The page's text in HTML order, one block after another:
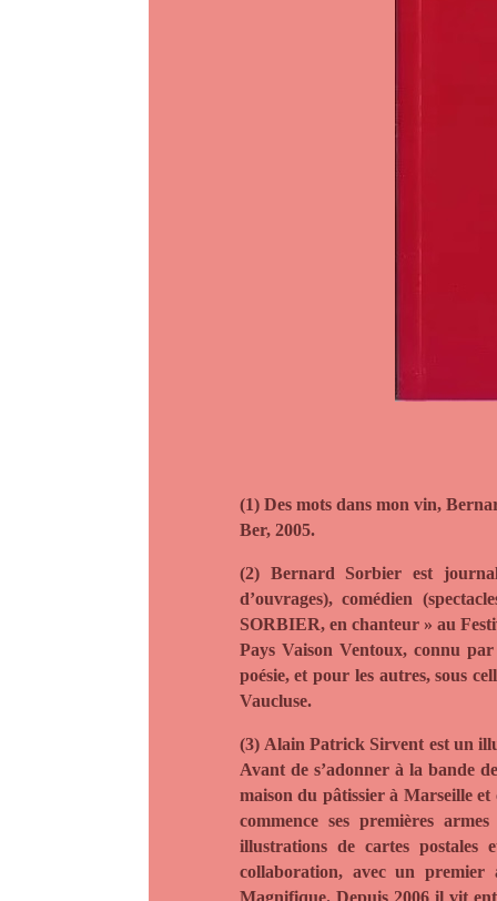
(1) Des mots dans mon vin,
Ber, 2005.
(2)Bernard Sorbierest
d’ouvrages), comédien
SORBIER, en chanteur » au
Pays Vaison Ventoux, connu par
poésie, et pour les autres, sous
Vaucluse.
(3) Alain Patrick Sirvent est un
Avant de s’adonner à la bande
maison du pâtissier à Marseille
commence ses premières
illustrations de cartes postales
collaboration, avec un